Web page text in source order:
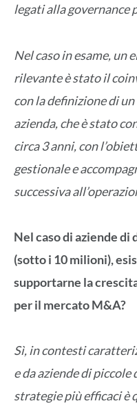
legati alla governance
Nel caso in esame,
rilevante è stato il
con la definizione di
azienda, che è stato
circa 3 anni, con
gestionale e
successiva
Nel caso di aziende
(sotto i 10 milioni),
supportarne la
per il mercato M&A?
Sì, in contesti
e da aziende di
strategie più efficaci è